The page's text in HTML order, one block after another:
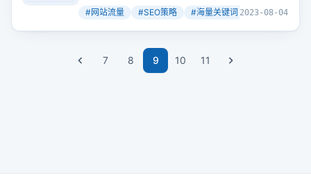
覆盖了基本的旅游需求，还深入到每个城市、景
#网站流量 #SEO策略 #海量关键词 +2
2023-08-04
7 8 9 10 11